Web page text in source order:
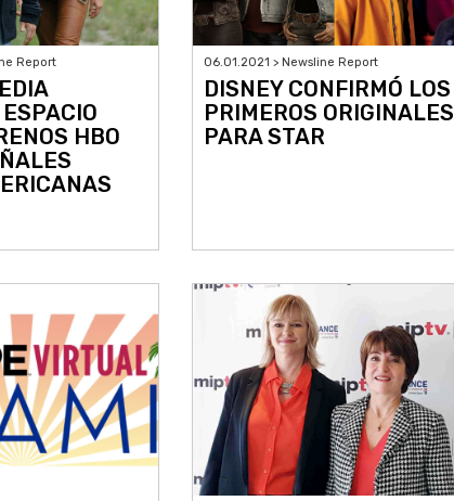
Report
HBO
06.01.2021 > Newsline Report
DISNEY CONFIRMÓ LOS
PRIMEROS ORIGINALES
PARA STAR